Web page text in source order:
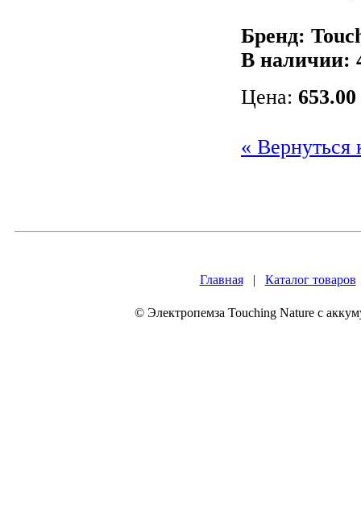
Бренд:
В наличии:
Цена:
« Вернуться
Главная| Каталог товаров
© Электропемза Touching Nature с